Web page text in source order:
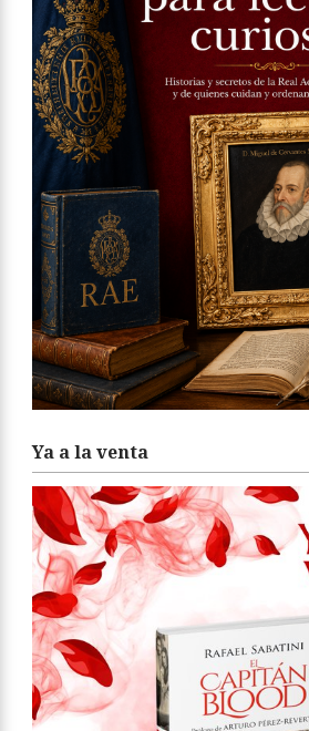
Ya a la venta